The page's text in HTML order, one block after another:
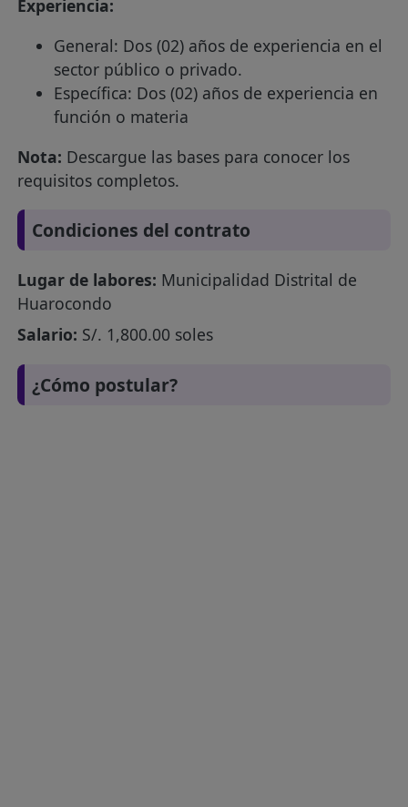
Experiencia:
General: Dos (02) años de experiencia en el
sector público o privado.
Específica: Dos (02) años de experiencia en
función o materia
Nota: Descargue las bases para conocer los
requisitos completos.
Condiciones del contrato
Lugar de labores: Municipalidad Distrital de
Huarocondo
Salario: S/. 1,800.00 soles
¿Cómo postular?